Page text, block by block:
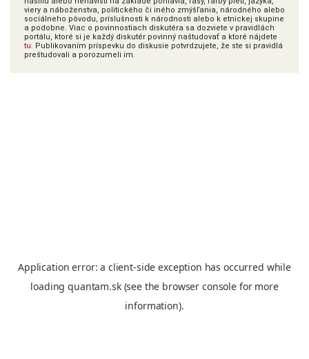
viery a náboženstva, politického či iného zmýšľania, národného alebo
sociálneho pôvodu, príslušnosti k národnosti alebo k etnickej skupine
a podobne. Viac o povinnostiach diskutéra sa dozviete v pravidlách
portálu, ktoré si je každý diskutér povinný naštudovať a ktoré nájdete
tu. Publikovaním príspevku do diskusie potvrdzujete, že ste si pravidlá
preštudovali a porozumeli im.